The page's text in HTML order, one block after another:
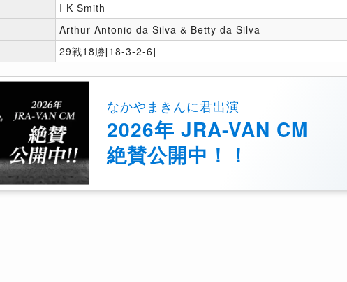
I K Smith
Arthur Antonio da Silva & Betty da Silva
29戦18勝[18-3-2-6]
なかやまきんに君出演
2026年 JRA-VAN CM
絶賛公開中！！